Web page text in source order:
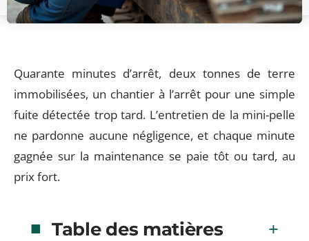
Quarante minutes d’arrêt, deux tonnes de terre
immobilisées, un chantier à l’arrêt pour une simple
fuite détectée trop tard. L’entretien de la mini-pelle
ne pardonne aucune négligence, et chaque minute
gagnée sur la maintenance se paie tôt ou tard, au
prix fort.
Table des matières